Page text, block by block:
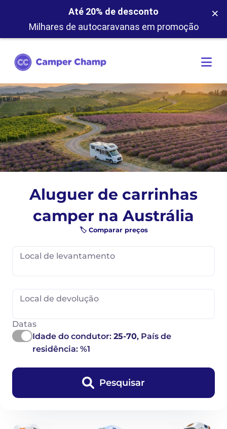
Até 20% de desconto
Milhares de autocaravanas em promoção
×
Aluguer de carrinhas
camper na Austrália
🏷️ Comparar preços
Local de levantamento
Local de devolução
Datas
Idade do condutor:25-70, País de
residência: %1
Pesquisar